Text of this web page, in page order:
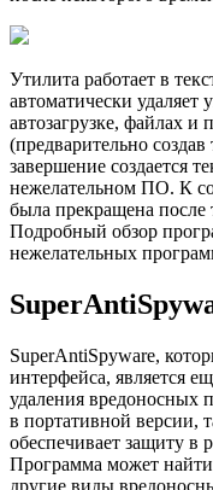
Утилита работает в
автоматически удаляет
автозагрузке, файлах и
(предварительно
завершение создается
нежелательном ПО. К
была прекращена после
Подробный обзор
нежелательных
SuperAntiSpyware,
интерфейса, является
удаления вредоносных
в портативной версии,
обеспечивает защиту в
Программа может найти
другие виды